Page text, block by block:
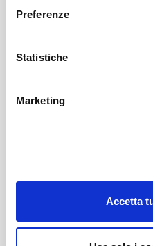
Preferenze
Statistiche
Marketing
Accetta
题，减少停机时间并
系统（如传感器和
理，提高了互操作性
安全性，保护系统和
提高了运营效率。
得益于与SEW-
Clevertech能够为客
方案，优化整个生产